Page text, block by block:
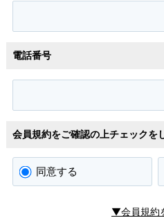
電話番号
会員規約をご確認の上チェックを
同意する
▼会員規約